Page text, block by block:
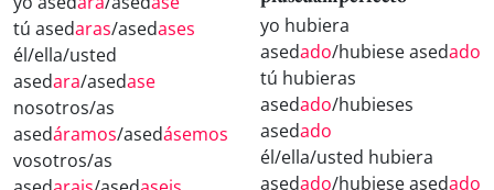
tú asedaras/asedases
él/ella/usted
asedara/asedase
nosotros/as
asedáramos/asedásemos
vosotros/as
yo hubiera
asedado/hubiese asedado
tú hubieras
asedado/hubieses
asedado
él/ella/usted hubiera
asedado/hubiese asedado